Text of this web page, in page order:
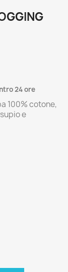
24 ore
100% cotone,
e